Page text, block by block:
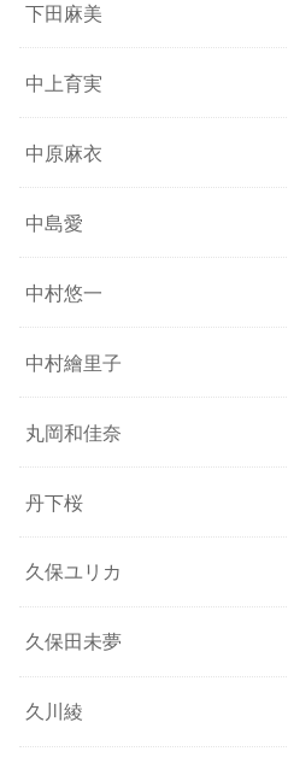
下田麻美
中上育実
中原麻衣
中島愛
中村悠一
中村繪里子
丸岡和佳奈
丹下桜
久保ユリカ
久保田未夢
久川綾